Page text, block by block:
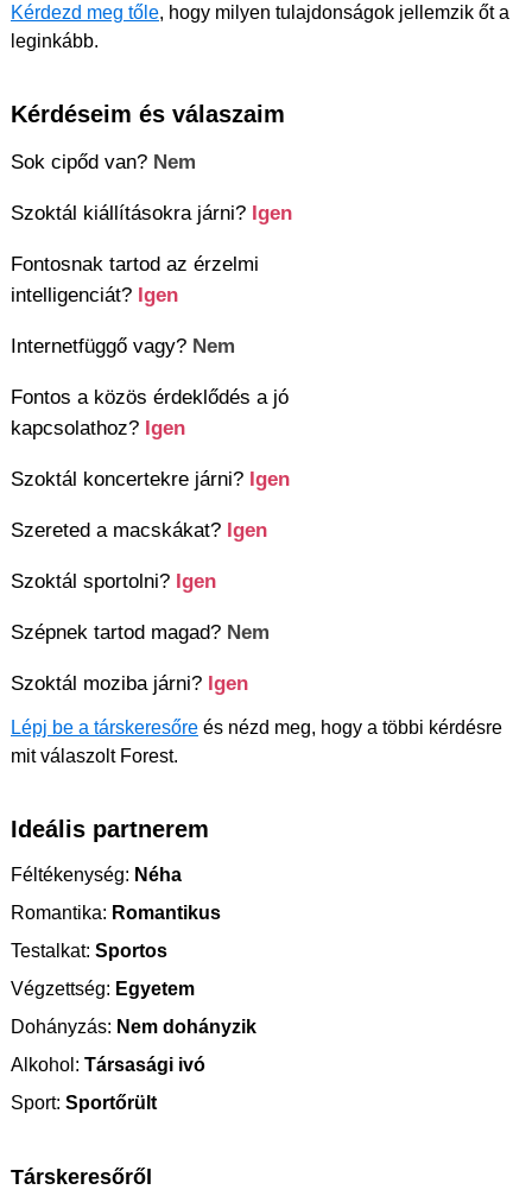
Kérdezd meg tőle, hogy milyen tulajdonságok jellemzik őt a
leginkább.
Kérdéseim és válaszaim
Sok cipőd van? Nem
Szoktál kiállításokra járni? Igen
Fontosnak tartod az érzelmi
intelligenciát? Igen
Internetfüggő vagy? Nem
Fontos a közös érdeklődés a jó
kapcsolathoz? Igen
Szoktál koncertekre járni? Igen
Szereted a macskákat? Igen
Szoktál sportolni? Igen
Szépnek tartod magad? Nem
Szoktál moziba járni? Igen
Lépj be a társkeresőre és nézd meg, hogy a többi kérdésre
mit válaszolt Forest.
Ideális partnerem
Féltékenység: Néha
Romantika: Romantikus
Testalkat: Sportos
Végzettség: Egyetem
Dohányzás: Nem dohányzik
Alkohol: Társasági ivó
Sport: Sportőrült
Társkeresőről